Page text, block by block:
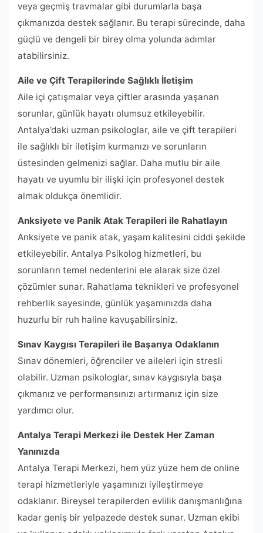
veya geçmiş travmalar gibi durumlarla başa
çıkmanızda destek sağlanır. Bu terapi sürecinde, daha
güçlü ve dengeli bir birey olma yolunda adımlar
atabilirsiniz.
Aile ve Çift Terapilerinde Sağlıklı İletişim
Aile içi çatışmalar veya çiftler arasında yaşanan
sorunlar, günlük hayatı olumsuz etkileyebilir.
Antalya’daki uzman psikologlar, aile ve çift terapileri
ile sağlıklı bir iletişim kurmanızı ve sorunların
üstesinden gelmenizi sağlar. Daha mutlu bir aile
hayatı ve uyumlu bir ilişki için profesyonel destek
almak oldukça önemlidir.
Anksiyete ve Panik Atak Terapileri ile Rahatlayın
Anksiyete ve panik atak, yaşam kalitesini ciddi şekilde
etkileyebilir. Antalya Psikolog hizmetleri, bu
sorunların temel nedenlerini ele alarak size özel
çözümler sunar. Rahatlama teknikleri ve profesyonel
rehberlik sayesinde, günlük yaşamınızda daha
huzurlu bir ruh haline kavuşabilirsiniz.
Sınav Kaygısı Terapileri ile Başarıya Odaklanın
Sınav dönemleri, öğrenciler ve aileleri için stresli
olabilir. Uzman psikologlar, sınav kaygısıyla başa
çıkmanız ve performansınızı artırmanız için size
yardımcı olur.
Antalya Terapi Merkezi ile Destek Her Zaman
Yanınızda
Antalya Terapi Merkezi, hem yüz yüze hem de online
terapi hizmetleriyle yaşamınızı iyileştirmeye
odaklanır. Bireysel terapilerden evlilik danışmanlığına
kadar geniş bir yelpazede destek sunar. Uzman ekibi